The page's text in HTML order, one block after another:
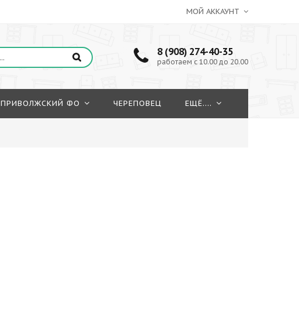
МОЙ АККАУНТ
8 (908) 274-40-35
работаем с 10.00 до 20.00
ПРИВОЛЖСКИЙ ФО ЧЕРЕПОВЕЦ ЕЩЁ....